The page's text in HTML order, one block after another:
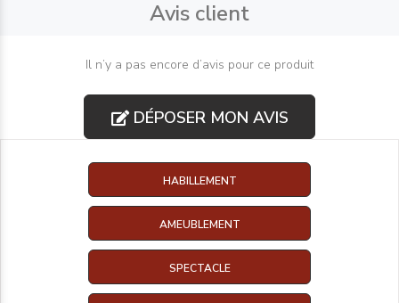
Avis client
Il n’y a pas encore d’avis pour ce produit
DÉPOSER MON AVIS
HABILLEMENT
AMEUBLEMENT
SPECTACLE